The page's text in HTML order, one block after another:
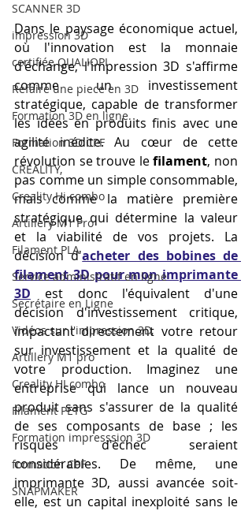
SCANNER 3D
impression 3D
certifiée QUALIOPI
Refaire une piece en 3D
Formation 3D en ligne.
Formation 3D CPF
CREALITY,
Creality Hi combo
Artillery M1 Pro
Filament PLA
Service administratif en ligne
Secrétaire en Ligne
Vidéos sur l'impression 3D,
Artillery M1 pro
Creality HI combo
Filament PETG
Formation impresssion 3D
formation CPF
SNAPMAKER
Dans le paysage économique actuel,
où l'innovation est la monnaie
d'échange, l'impression 3D s'affirme
comme un investissement
stratégique, capable de transformer
les idées en produits finis avec une
agilité inédite. Au cœur de cette
révolution se trouve le filament, non
pas comme un simple consommable,
mais comme la matière première
stratégique qui détermine la valeur
et la viabilité de vos projets. La
décision d'acheter des bobines de
filament 3D pour mon imprimante
3D est donc l'équivalent d'une
décision d'investissement critique,
impactant directement votre retour
sur investissement et la qualité de
votre production. Imaginez une
entreprise qui lance un nouveau
produit sans s'assurer de la qualité
de ses composants de base ; les
risques d'échec seraient
considérables. De même, une
imprimante 3D, aussi avancée soit-